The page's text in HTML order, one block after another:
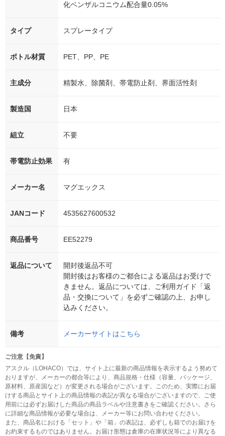
化ベンザルコニウム配合量0.05%
タイプ スプレータイプ
ボトル材質 PET、PP、PE
主成分 精製水、除菌剤、帯電防止剤、界面活性剤
製造国 日本
組立 不要
帯電防止効果 有
メーカー名 マグエックス
JANコード 4535627600532
商品番号 EE52279
返品について
開封後返品不可
開封後はお客様のご都合による返品はお受けで
きません。返品については、ご利用ガイド「返
品・交換について」を必ずご確認の上、お申し
込みください。
備考 メーカーサイトはこちら
ご注意【免責】
アスクル（LOHACO）では、サイト上に最新の商品情報を表示するよう努めて
おりますが、メーカーの都合等により、商品規格・仕様（容量、パッケージ、
原材料、原産国など）が変更される場合がございます。このため、実際にお届
けする商品とサイト上の商品情報の表記が異なる場合がございますので、ご使
用前には必ずお届けした商品の商品ラベルや注意書きをご確認ください。さら
に詳細な商品情報が必要な場合は、メーカー等にお問い合わせください。
また、商品名における「セット」や「箱」の表記は、必ずしも箱でのお届けを
お約束するものではありません。お届け形態は倉庫の在庫状況等により異なる